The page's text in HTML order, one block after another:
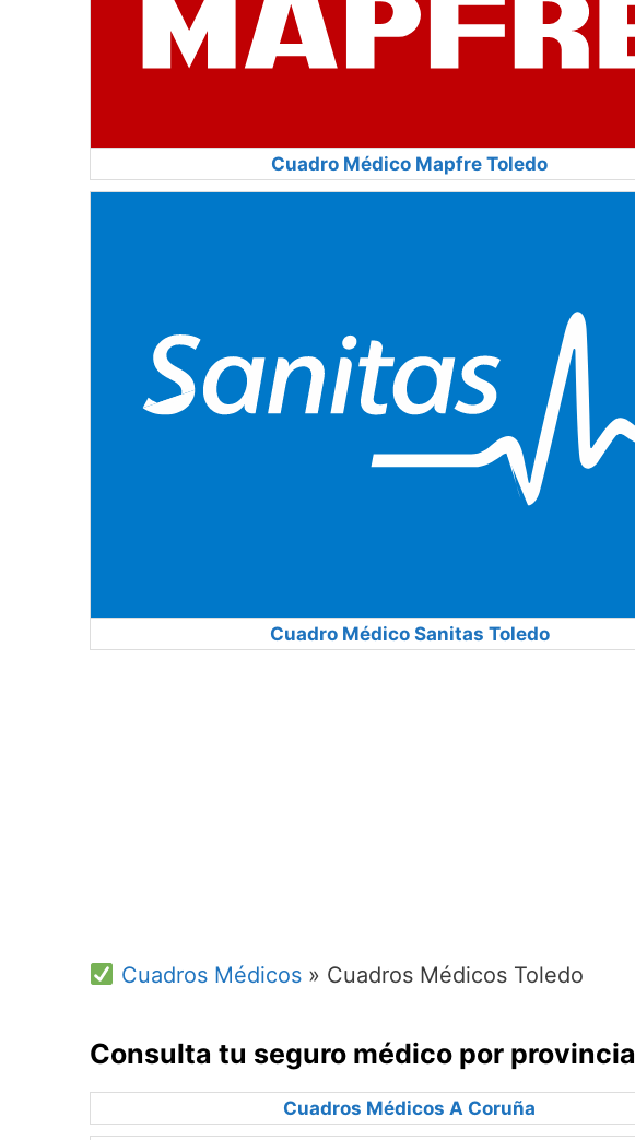
Cuadro Médico Mapfre Toledo
Cuadro Médico Sanitas Toledo
Cuadros Médicos» Cuadros Médicos Toledo
Consulta tu seguro médico por provincia
Cuadros Médicos A Coruña